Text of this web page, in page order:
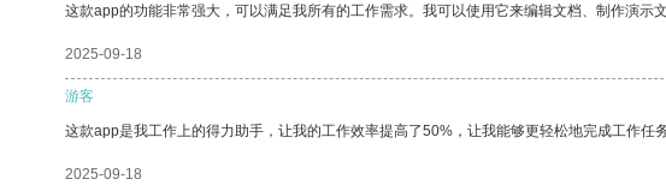
这款app的功能非常强大，可以满足我所有的工作需求。我可以使用它来编辑文档、制作演示
2025-09-18
游客
这款app是我工作上的得力助手，让我的工作效率提高了50%，让我能够更轻松地完成工作任务
2025-09-18